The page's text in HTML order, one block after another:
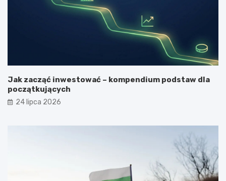
Jak zacząć inwestować – kompendium podstaw dla
początkujących
24 lipca 2026